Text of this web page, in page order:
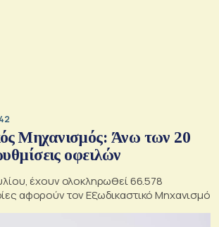
Μηχανισμός: Άνω των 20
οφειλών
έχουν ολοκληρωθεί 66.578
αφορούν τον Εξωδικαστικό Μηχανισμό